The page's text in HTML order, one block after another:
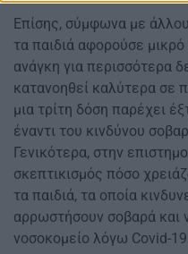
Επίσης, σύμφωνα με
τα παιδιά αφορούσε μικρό
ανάγκη για περισσότερα
κατανοηθεί καλύτερα σε
μια τρίτη δόση παρέχει
έναντι του κινδύνου
Γενικότερα, στην
σκεπτικισμός πόσο
τα παιδιά, τα οποία
αρρωστήσουν σοβαρά και
νοσοκομείο λόγω Covid-